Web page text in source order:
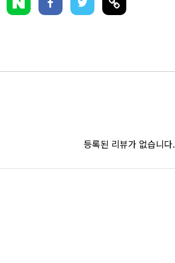
등록된 리뷰가 없습니다.